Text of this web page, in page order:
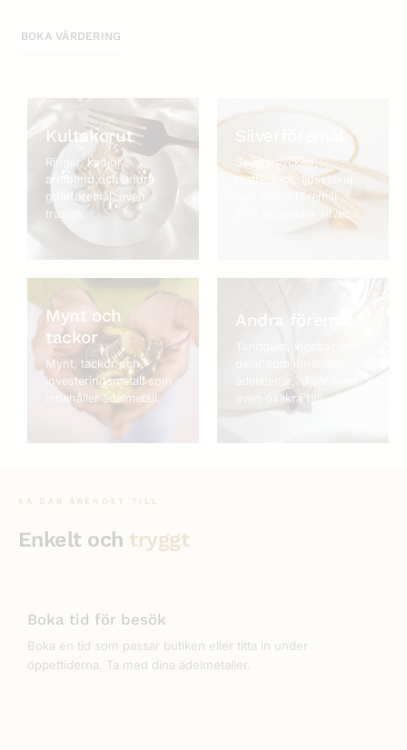
BOKA VÄRDERING
Kultakorut
Ringar, kedjor,
armband och andra
guldföremål, även
trasiga.
Silversmycken,
matbestick, ljusstakar
och andra föremål
som innehåller silver.
Mynt och
tackor
Mynt, tackor och
investeringsmetall som
innehåller ädelmetall.
Andra föremål
ädelstenar, vi värderar
även osäkra fall.
SÅ GÅR ÄRENDET TILL
Enkelt och tryggt
Boka tid för besök
Boka en tid som passar butiken eller titta in under
öppettiderna. Ta med dina ädelmetaller.